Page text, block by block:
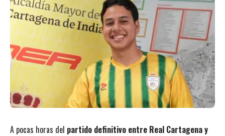
A pocas horas del partido definitivo entre Real Cartagena y